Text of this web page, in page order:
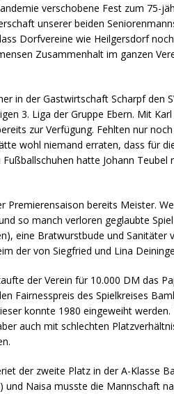
verschobene Fest zum 75-
unserer beiden
Dorfvereine wie Heilgersdorf
Zusammenhalt im ganzen
in der Gastwirtschaft Scharpf den
3. Liga der Gruppe Ebern. Mit
zur Verfügung. Fehlten nur
wohl niemand erraten, dass für
hatte Johann
bereits Meister.
so manch verloren geglaubte
eine Bratwurstbude und
der von Siegfried und Lina
der Verein für 10.000 DM das
Fairnesspreis des Spielkreises
konnte 1980 eingeweiht
auch mit schlechten
der zweite Platz in der A-Klasse
Naisa musste die Mannschaft